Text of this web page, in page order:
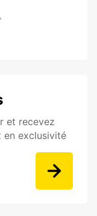
et recevez
en exclusivité